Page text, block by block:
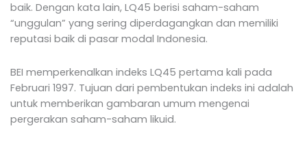
baik. Dengan kata lain, LQ45 berisi saham-saham
“unggulan” yang sering diperdagangkan dan memiliki
reputasi baik di pasar modal Indonesia.
BEI memperkenalkan indeks LQ45 pertama kali pada
Februari 1997. Tujuan dari pembentukan indeks ini adalah
untuk memberikan gambaran umum mengenai
pergerakan saham-saham likuid.